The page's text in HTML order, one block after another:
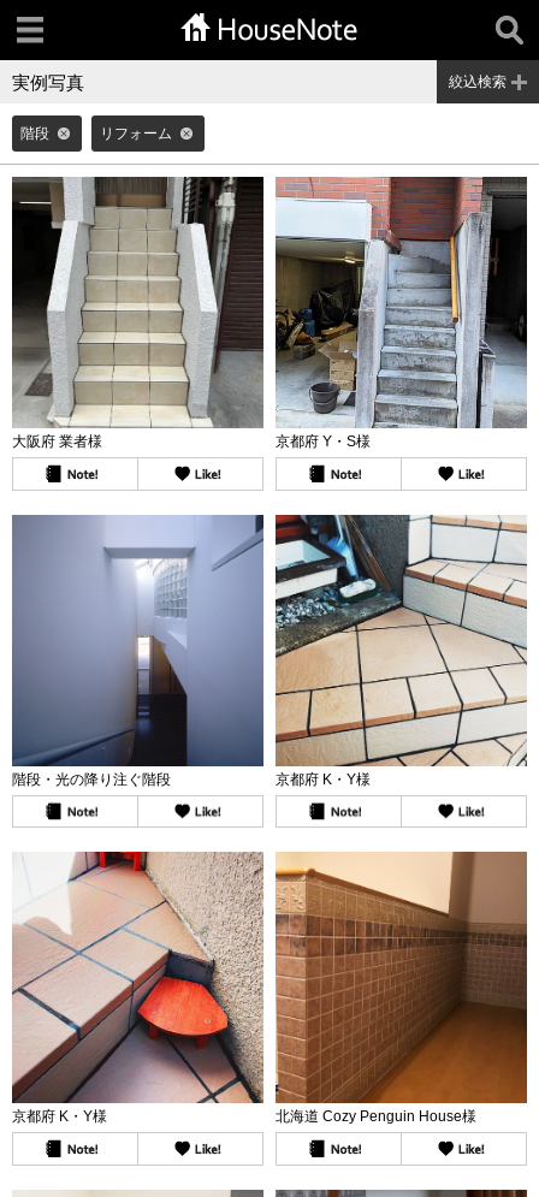
実例写真 絞込検索
階段 リフォーム
大阪府 業者様 京都府 Y・S様
階段・光の降り注ぐ階段 京都府 K・Y様
京都府 K・Y様 北海道 Cozy Penguin House様